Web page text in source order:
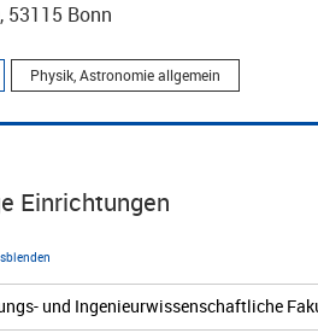
53115 Bonn
Physik, Astronomie allgemein
Einrichtungen
und Ingenieurwissenschaftliche